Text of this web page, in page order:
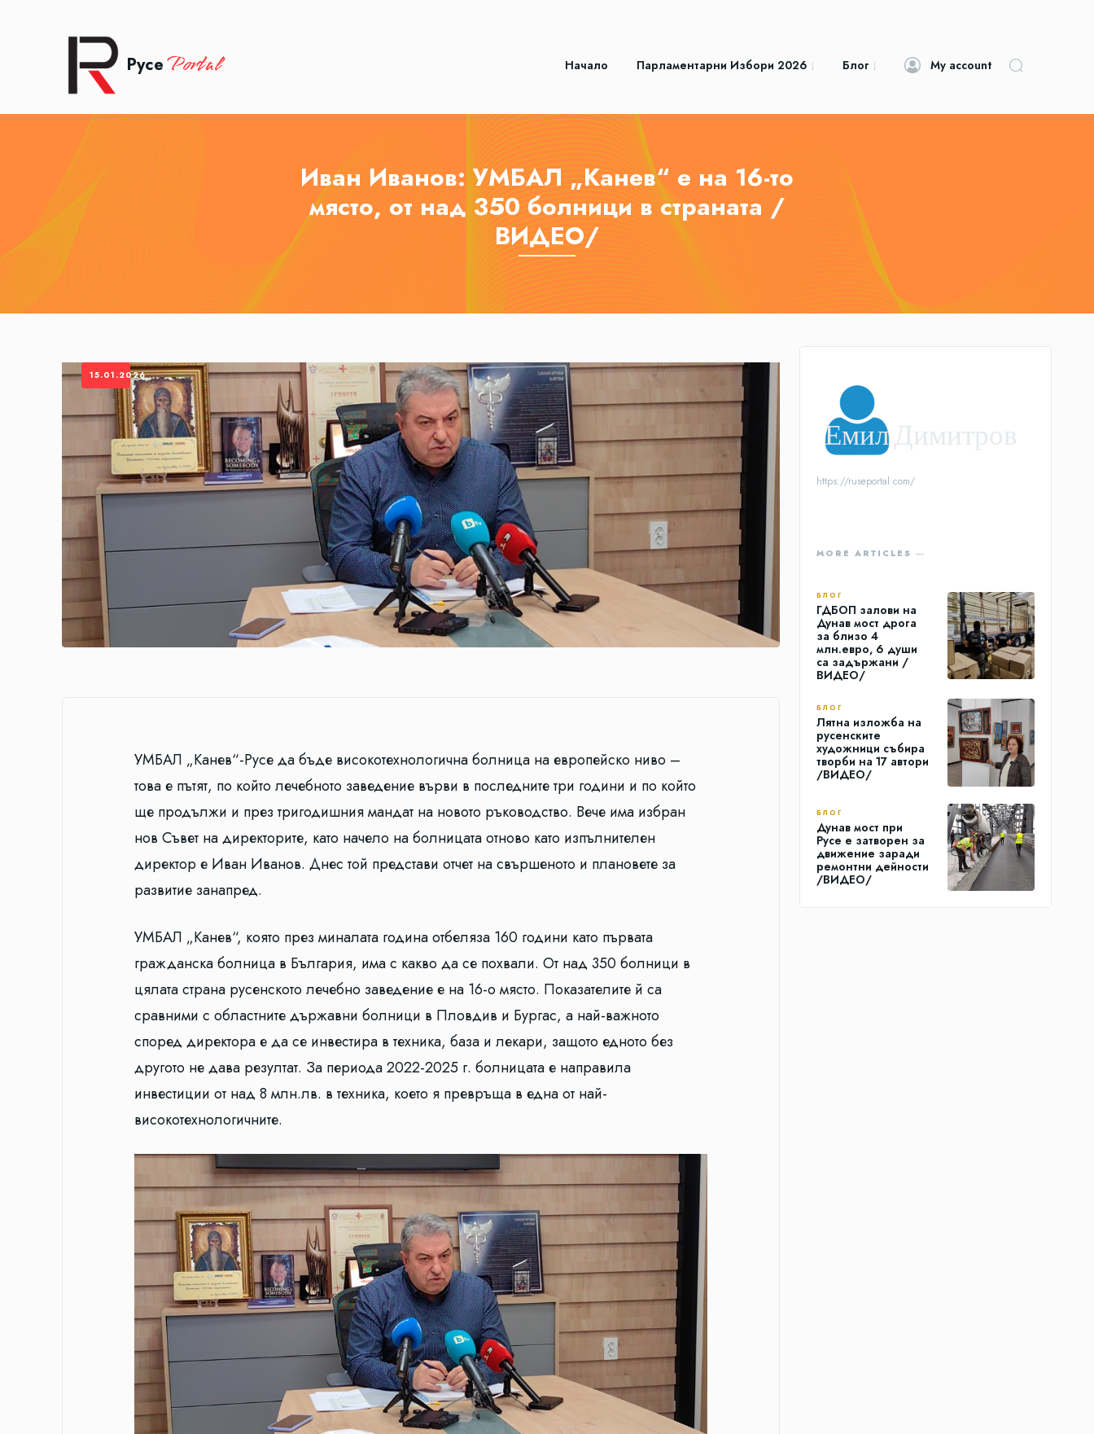
Русе Portal Начало Парламентарни Избори 2026 Блог My account
Иван Иванов: УМБАЛ „Канев“ е на 16-то
място, от над 350 болници в страната /
ВИДЕО/
УМБАЛ „Канев“-Русе да бъде високотехнологична болница на европейско ниво –
това е пътят, по който лечебното заведение върви в последните три години и по който
ще продължи и през тригодишния мандат на новото ръководство. Вече има избран
нов Съвет на директорите, като начело на болницата отново като изпълнителен
директор е Иван Иванов. Днес той представи отчет на свършеното и плановете за
развитие занапред.
УМБАЛ „Канев“, която през миналата година отбеляза 160 години като първата
гражданска болница в България, има с какво да се похвали. От над 350 болници в
цялата страна русенското лечебно заведение е на 16-о място. Показателите й са
сравними с областните държавни болници в Пловдив и Бургас, а най-важното
според директора е да се инвестира в техника, база и лекари, защото едното без
другото не дава резултат. За периода 2022-2025 г. болницата е направила
инвестиции от над 8 млн.лв. в техника, което я превръща в една от най-
високотехнологичните.
15.01.2026
Емил Димитров
https://ruseportal.com/
MORE ARTICLES ―
БЛОГ
ГДБОП залови на
Дунав мост дрога
за близо 4
млн.евро, 6 души
са задържани /
ВИДЕО/
БЛОГ
Лятна изложба на
русенските
художници събира
творби на 17 автори
/ВИДЕО/
БЛОГ
Дунав мост при
Русе е затворен за
движение заради
ремонтни дейности
/ВИДЕО/